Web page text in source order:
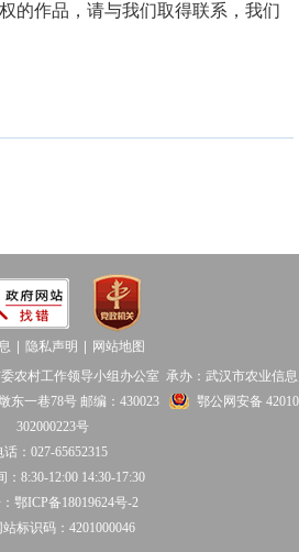
的作品，请与我们取得联系，我们
隐私声明
网站地图
农村工作领导小组办公室 承办：武汉市农业信息
东一巷78号 邮编：430023
鄂公网安备 42010
302000223号
话：027-65652315
：8:30-12:00 14:30-17:30
鄂ICP备18019624号-2
标识码：4201000046